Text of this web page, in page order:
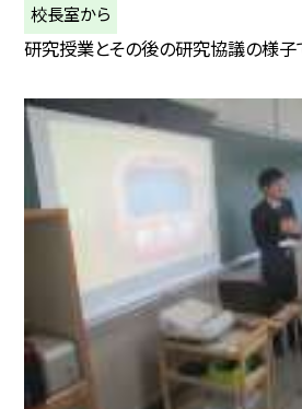
校長室から
研究授業とその後の研究協議の様子